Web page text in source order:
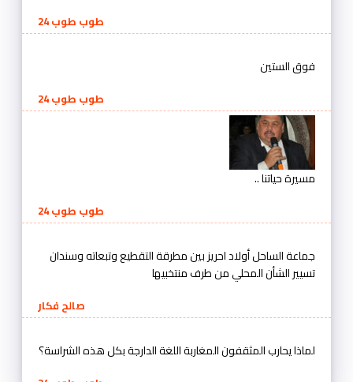
طوب طوب 24
فوق الستين
طوب طوب 24
مسيرة حياتنا ..
طوب طوب 24
جماعة الساحل أولاد احريز بين مطرقة التقطيع وتبعاته وسندان
تسيير الشأن المحلي من طرف منتخبيها
صالح فكار
لماذا يحارب المثقفون المغاربة اللغة الدارجة بكل هذه الشراسة؟